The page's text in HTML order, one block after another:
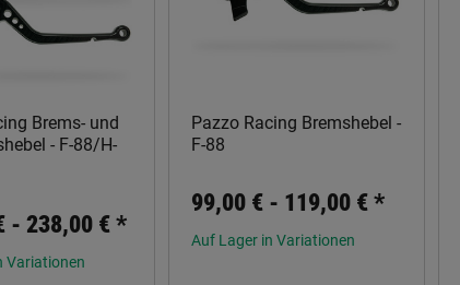
Brems- und
- F-88/H-
- 238,00 €*
Variationen
Pazzo Racing Bremshebel -
F-88
99,00 € - 119,00 €*
Auf Lager in Variationen